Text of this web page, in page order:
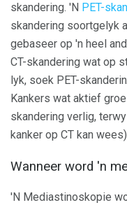
skandering. 'N PET-
skandering soortgelyk
gebaseer op 'n heel
CT-skandering wat op
lyk, soek PET-
Kankers wat aktief
skandering verlig,
kanker op CT kan
Wanneer word 'n
'N Mediastinoskopie